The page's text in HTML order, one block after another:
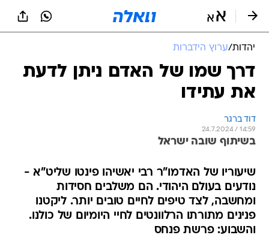
יהדות/ערוץ הידברות
דרך שמו של האדם ניתן לדעת
את עתידו
דוד ברגר
24.7.2024 / 14:59
בשיתוף שובה ישראל
שיעוריו של האדמו"ר רבי יאשיהו פינטו שליט"א -
נודעים בעולם היהודי. הם משלבים חסידות
ומחשבה, לצד טיפים לחיים טובים יותר. ליקטנו
פנינים מתורתו הרלוונטים לחיי היומיום של כולנו.
והשבוע: פרשת פנחס